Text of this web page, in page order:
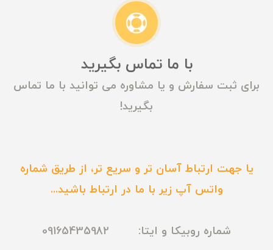
با ما تماس بگیرید
برای ثبت سفارش و یا مشاوره می توانید با ما تماس
بگیرید!
یا جهت ارتباط آسان تر و سریع تر، از طریق شماره
واتس آپ زیر با ما در ارتباط باشید...
شماره روبیکا و ایتا: 09165435982